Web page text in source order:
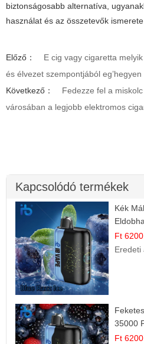
biztonságosabb alternatíva,
használat és az összetevők ismerete
Előző：
E cig vagy cigaretta
és élvezet szempontjából eg’hegyen
Következő：
Fedezze fel a
városában a legjobb elektromos
Kapcsolódó termékek
Kék
Ft
Eredeti
35000
Ft